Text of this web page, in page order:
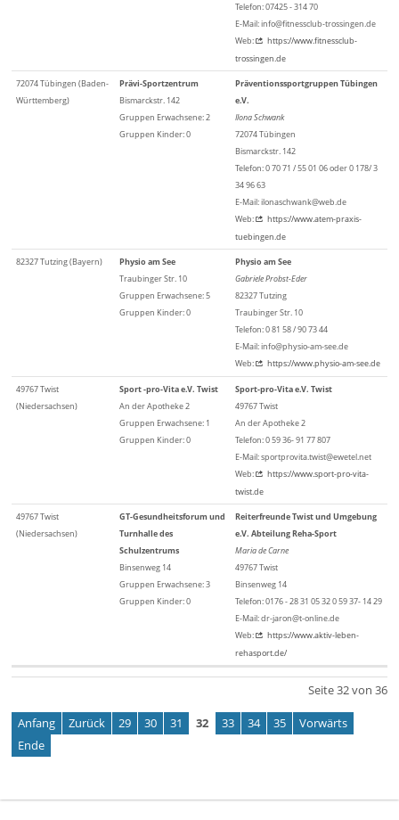
Telefon: 07425 - 314 70
E-Mail: info@fitnessclub-trossingen.de
Web:
https://www.fitnessclub-
trossingen.de
72074 Tübingen (Baden-
Württemberg)
Prävi-Sportzentrum
Bismarckstr. 142
Gruppen Erwachsene: 2
Gruppen Kinder: 0
Präventionssportgruppen Tübingen
e.V.
Ilona Schwank
72074 Tübingen
Bismarckstr. 142
Telefon: 0 70 71 / 55 01 06 oder 0 178/ 3
34 96 63
E-Mail: ilonaschwank@web.de
Web:
https://www.atem-praxis-
tuebingen.de
82327 Tutzing (Bayern)
Physio am See
Traubinger Str. 10
Gruppen Erwachsene: 5
Gruppen Kinder: 0
Physio am See
Gabriele Probst-Eder
82327 Tutzing
Traubinger Str. 10
Telefon: 0 81 58 / 90 73 44
E-Mail: info@physio-am-see.de
Web:
https://www.physio-am-see.de
49767 Twist
(Niedersachsen)
Sport -pro-Vita e.V. Twist
An der Apotheke 2
Gruppen Erwachsene: 1
Gruppen Kinder: 0
Sport-pro-Vita e.V. Twist
49767 Twist
An der Apotheke 2
Telefon: 0 59 36- 91 77 807
E-Mail: sportprovita.twist@ewetel.net
Web:
https://www.sport-pro-vita-
twist.de
49767 Twist
(Niedersachsen)
GT-Gesundheitsforum und
Turnhalle des
Schulzentrums
Binsenweg 14
Gruppen Erwachsene: 3
Gruppen Kinder: 0
Reiterfreunde Twist und Umgebung
e.V. Abteilung Reha-Sport
Maria de Carne
49767 Twist
Binsenweg 14
Telefon: 0176 - 28 31 05 32 0 59 37- 14 29
E-Mail: dr-jaron@t-online.de
Web:
https://www.aktiv-leben-
rehasport.de/
Seite 32 von 36
Anfang Zurück 29 30 31 32 33 34 35
Vorwärts
Ende